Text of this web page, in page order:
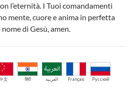
l’eternità. I Tuoi comandamenti
mente, cuore e anima in perfetta
di Gesù, amen.
文 हिंदी العربية Français Русский